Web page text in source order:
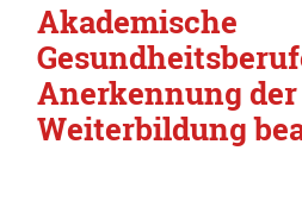
Akademische
Anerkennung der
Weiterbildung